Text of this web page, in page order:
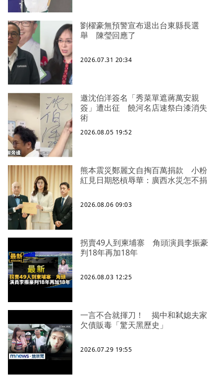
劉櫂豪無預警宣布退出台東縣長選
舉 陳瑩回應了
2026.07.31 20:34
邀沈伯洋簽名「秀菜單遮蔣萬安親
簽」遭出征 饒河名店速祭白漆消失
術
2026.08.05 19:52
熊本震災鄭麗文自掏百萬捐款 小粉
紅見日期怒槓辱華：廣西水災怎不捐
2026.08.06 09:03
拐賣49人到柬埔寨 角頭演員李振豪
判18年再加18年
2026.08.03 12:25
一言不合就揮刀！ 揭中和弒媳夫家
欠債販毒「驚天黑歷史」
2026.07.29 19:55